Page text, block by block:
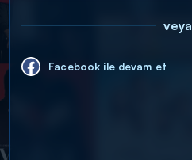
veya
Facebook ile devam et